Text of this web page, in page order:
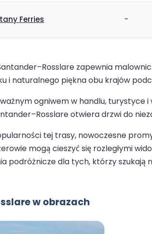
Ferries -
zapewnia
i naturalnego piękna obu krajów
ważnym ogniwem w handlu,
otwiera drzwi do
tej trasy, nowoczesne
mogą cieszyć się rozległymi
podróżnicze dla tych, którzy szukają
w obrazach